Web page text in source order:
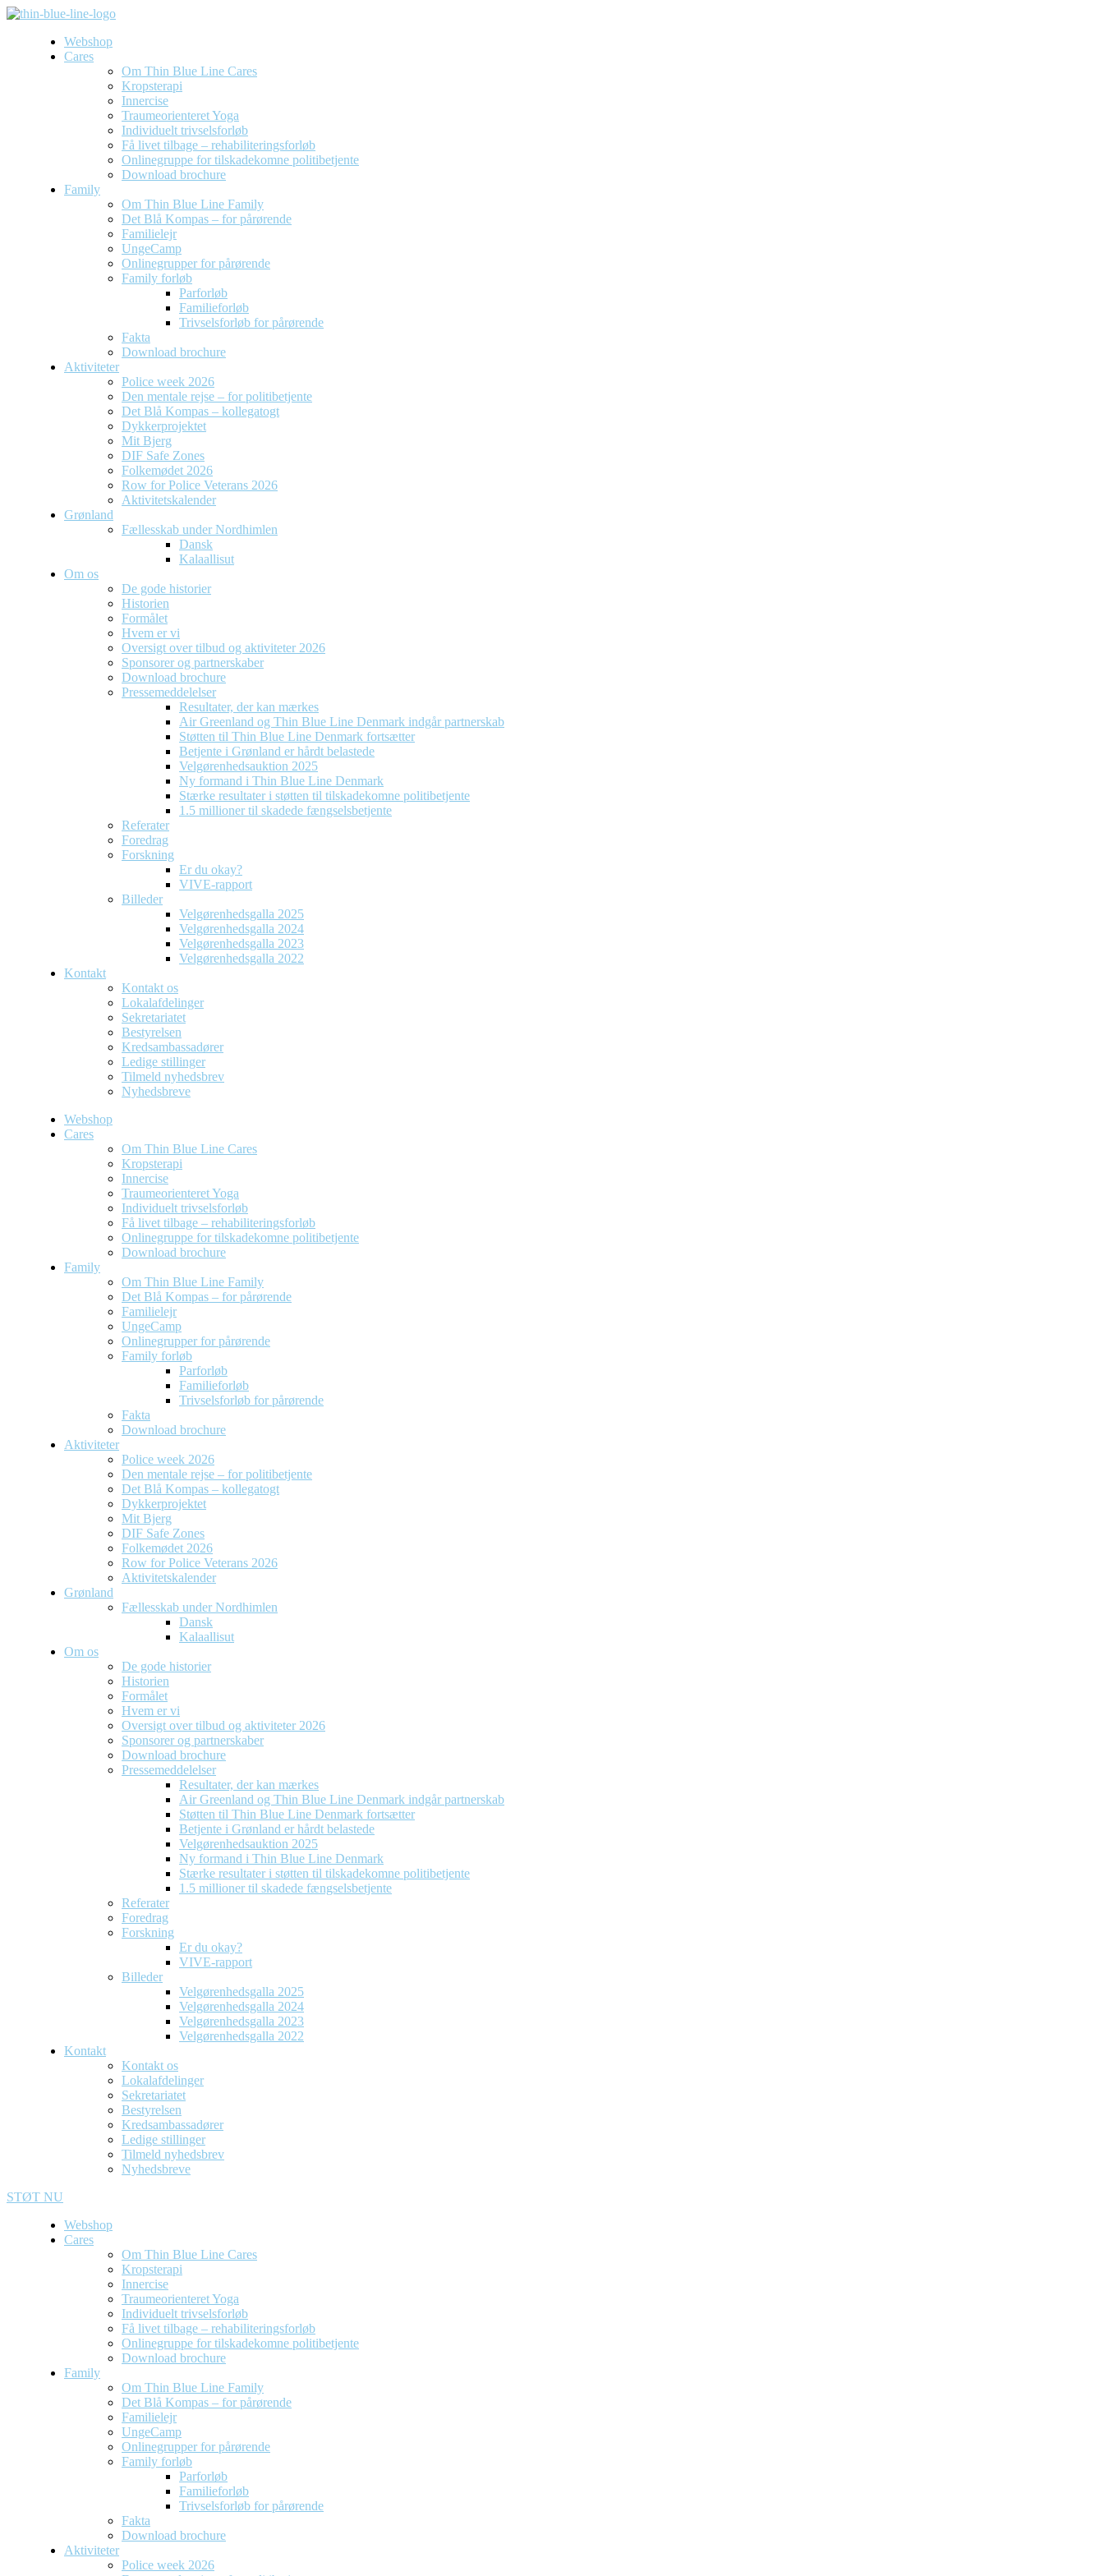
Webshop
Cares
Om Thin Blue Line Cares
Kropsterapi
Innercise
Traumeorienteret Yoga
Individuelt trivselsforløb
Få livet tilbage – rehabiliteringsforløb
Onlinegruppe for tilskadekomne politibetjente
Download brochure
Family
Om Thin Blue Line Family
Det Blå Kompas – for pårørende
Familielejr
UngeCamp
Onlinegrupper for pårørende
Family forløb
Parforløb
Familieforløb
Trivselsforløb for pårørende
Fakta
Download brochure
Aktiviteter
Police week 2026
Den mentale rejse – for politibetjente
Det Blå Kompas – kollegatogt
Dykkerprojektet
Mit Bjerg
DIF Safe Zones
Folkemødet 2026
Row for Police Veterans 2026
Aktivitetskalender
Grønland
Fællesskab under Nordhimlen
Dansk
Kalaallisut
Om os
De gode historier
Historien
Formålet
Hvem er vi
Oversigt over tilbud og aktiviteter 2026
Sponsorer og partnerskaber
Download brochure
Pressemeddelelser
Resultater, der kan mærkes
Air Greenland og Thin Blue Line Denmark indgår partnerskab
Støtten til Thin Blue Line Denmark fortsætter
Betjente i Grønland er hårdt belastede
Velgørenhedsauktion 2025
Ny formand i Thin Blue Line Denmark
Stærke resultater i støtten til tilskadekomne politibetjente
1.5 millioner til skadede fængselsbetjente
Referater
Foredrag
Forskning
Er du okay?
VIVE-rapport
Billeder
Velgørenhedsgalla 2025
Velgørenhedsgalla 2024
Velgørenhedsgalla 2023
Velgørenhedsgalla 2022
Kontakt
Kontakt os
Lokalafdelinger
Sekretariatet
Bestyrelsen
Kredsambassadører
Ledige stillinger
Tilmeld nyhedsbrev
Nyhedsbreve
Webshop
Cares
Om Thin Blue Line Cares
Kropsterapi
Innercise
Traumeorienteret Yoga
Individuelt trivselsforløb
Få livet tilbage – rehabiliteringsforløb
Onlinegruppe for tilskadekomne politibetjente
Download brochure
Family
Om Thin Blue Line Family
Det Blå Kompas – for pårørende
Familielejr
UngeCamp
Onlinegrupper for pårørende
Family forløb
Parforløb
Familieforløb
Trivselsforløb for pårørende
Fakta
Download brochure
Aktiviteter
Police week 2026
Den mentale rejse – for politibetjente
Det Blå Kompas – kollegatogt
Dykkerprojektet
Mit Bjerg
DIF Safe Zones
Folkemødet 2026
Row for Police Veterans 2026
Aktivitetskalender
Grønland
Fællesskab under Nordhimlen
Dansk
Kalaallisut
Om os
De gode historier
Historien
Formålet
Hvem er vi
Oversigt over tilbud og aktiviteter 2026
Sponsorer og partnerskaber
Download brochure
Pressemeddelelser
Resultater, der kan mærkes
Air Greenland og Thin Blue Line Denmark indgår partnerskab
Støtten til Thin Blue Line Denmark fortsætter
Betjente i Grønland er hårdt belastede
Velgørenhedsauktion 2025
Ny formand i Thin Blue Line Denmark
Stærke resultater i støtten til tilskadekomne politibetjente
1.5 millioner til skadede fængselsbetjente
Referater
Foredrag
Forskning
Er du okay?
VIVE-rapport
Billeder
Velgørenhedsgalla 2025
Velgørenhedsgalla 2024
Velgørenhedsgalla 2023
Velgørenhedsgalla 2022
Kontakt
Kontakt os
Lokalafdelinger
Sekretariatet
Bestyrelsen
Kredsambassadører
Ledige stillinger
Tilmeld nyhedsbrev
Nyhedsbreve
STØT NU
Webshop
Cares
Om Thin Blue Line Cares
Kropsterapi
Innercise
Traumeorienteret Yoga
Individuelt trivselsforløb
Få livet tilbage – rehabiliteringsforløb
Onlinegruppe for tilskadekomne politibetjente
Download brochure
Family
Om Thin Blue Line Family
Det Blå Kompas – for pårørende
Familielejr
UngeCamp
Onlinegrupper for pårørende
Family forløb
Parforløb
Familieforløb
Trivselsforløb for pårørende
Fakta
Download brochure
Aktiviteter
Police week 2026